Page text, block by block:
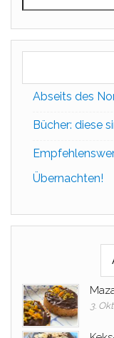
Abseits des
Bücher: diese
Übernachten!
3.